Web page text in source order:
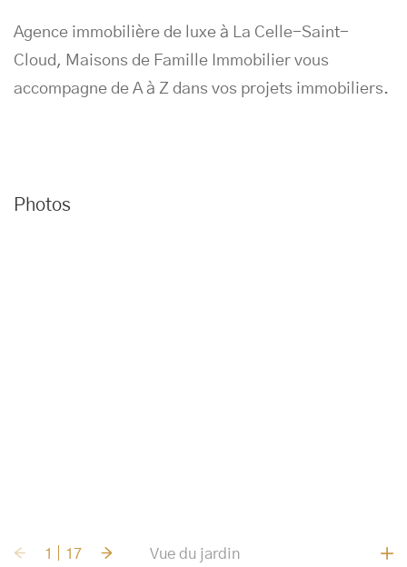
Agence immobilière de luxe à La Celle-Saint-
Cloud, Maisons de Famille Immobilier vous
accompagne de A à Z dans vos projets immobiliers.
Photos
1 17 Vue du jardin